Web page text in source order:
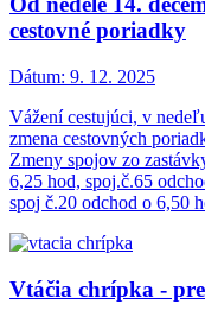
cestovné poriadky
Dátum: 9. 12. 2025
Vážení cestujúci, v
zmena cestovných
Zmeny spojov zo
6,25 hod, spoj.č.65
spoj č.20 odchod o 6,50
Vtáčia chrípka -